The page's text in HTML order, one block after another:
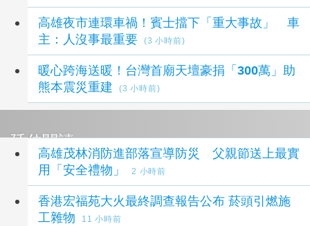
高雄夜市連環車禍！賓士擋下「重大事故」 車
主：人沒事最重要
(3 小時前)
暖心跨海送暖！台灣首廟天壇豪捐「300萬」助
熊本震災重建
(3 小時前)
延伸閱讀
高雄茂林消防進部落宣導防災 父親節送上最實
用「安全禮物」
2 小時前
香港宏福苑大火最終調查報告公布 菸頭引燃施
工雜物
11 小時前